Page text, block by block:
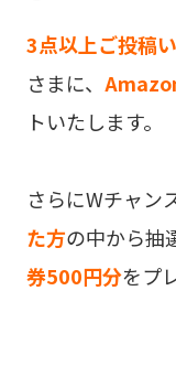
3点以上ご投稿
さまに、
トいたします。
さらにWチャン
た方の中から抽
券500円分をプ